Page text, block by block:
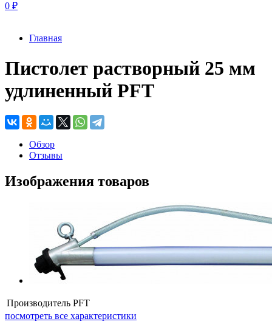
0 ₽
Главная
Пистолет растворный 25 мм
удлиненный PFT
Обзор
Отзывы
Изображения товаров
Производитель PFT
посмотреть все характеристики